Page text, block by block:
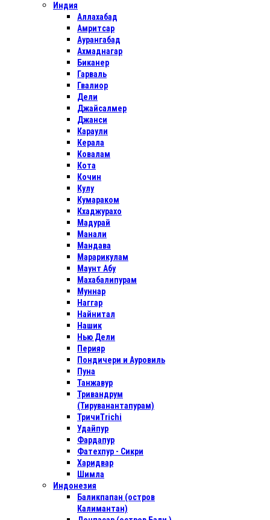
Индия
Аллахабад
Амритсар
Аурангабад
Ахмаднагар
Биканер
Гарваль
Гвалиор
Дели
Джайсалмер
Джанси
Караули
Керала
Ковалам
Кота
Кочин
Кулу
Кумараком
Кхаджурахо
Мадурай
Манали
Мандава
Марарикулам
Маунт Абу
Махабалипурам
Муннар
Наггар
Найнитал
Нашик
Нью Дели
Перияр
Пондичери и Ауровиль
Пуна
Танжавур
Тривандрум
(Тируванантапурам)
ТричиTrichi
Удайпур
Фардапур
Фатехпур - Сикри
Харидвар
Шимла
Индонезия
Баликпапан (остров
Калимантан)